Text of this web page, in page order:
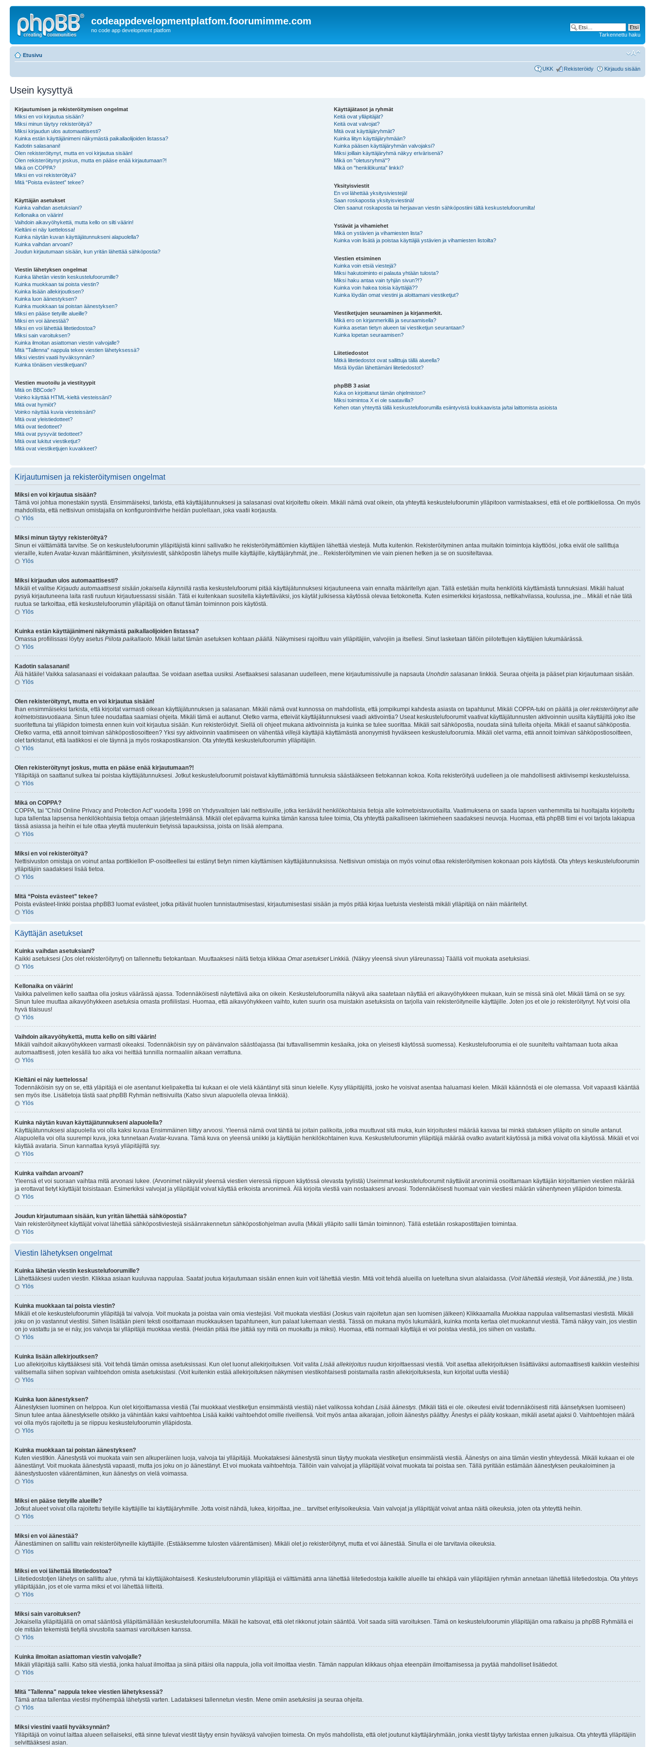
codeappdevelopmentplatfom.foorumimme.com
no code app development platfom
Tarkennettu haku
Etusivu
UKK Rekisteröidy Kirjaudu sisään
Usein kysyttyä
Kirjautumisen ja rekisteröitymisen ongelmat
Miksi en voi kirjautua sisään?
Miksi minun täytyy rekisteröityä?
Miksi kirjaudun ulos automaattisesti?
Kuinka estän käyttäjänimeni näkymästä paikallaolijoiden listassa?
Kadotin salasanani!
Olen rekisteröitynyt, mutta en voi kirjautua sisään!
Olen rekisteröitynyt joskus, mutta en pääse enää kirjautumaan?!
Mikä on COPPA?
Miksi en voi rekisteröityä?
Mitä “Poista evästeet” tekee?
Käyttäjän asetukset
Kuinka vaihdan asetuksiani?
Kellonaika on väärin!
Vaihdoin aikavyöhykettä, mutta kello on silti väärin!
Kieltäni ei näy luettelossa!
Kuinka näytän kuvan käyttäjätunnukseni alapuolella?
Kuinka vaihdan arvoani?
Joudun kirjautumaan sisään, kun yritän lähettää sähköpostia?
Viestin lähetyksen ongelmat
Kuinka lähetän viestin keskustelufoorumille?
Kuinka muokkaan tai poista viestin?
Kuinka lisään allekirjoutksen?
Kuinka luon äänestyksen?
Kuinka muokkaan tai poistan äänestyksen?
Miksi en pääse tietyille alueille?
Miksi en voi äänestää?
Miksi en voi lähettää liitetiedostoa?
Miksi sain varoituksen?
Kuinka ilmoitan asiattoman viestin valvojalle?
Mitä "Tallenna" nappula tekee viestien lähetyksessä?
Miksi viestini vaatii hyväksynnän?
Kuinka tönäisen viestiketjuani?
Viestien muotoilu ja viestityypit
Mitä on BBCode?
Voinko käyttää HTML-kieltä viesteissäni?
Mitä ovat hymiöt?
Voinko näyttää kuvia viesteissäni?
Mitä ovat yleistiedotteet?
Mitä ovat tiedotteet?
Mitä ovat pysyvät tiedotteet?
Mitä ovat lukitut viestiketjut?
Mitä ovat viestiketjujen kuvakkeet?
Käyttäjätasot ja ryhmät
Keitä ovat ylläpitäjät?
Keitä ovat valvojat?
Mitä ovat käyttäjäryhmät?
Kuinka liityn käyttäjäryhmään?
Kuinka pääsen käyttäjäryhmän valvojaksi?
Miksi joillain käyttäjäryhmä näkyy erivärisenä?
Mikä on "oletusryhmä"?
Mikä on "henkilökunta" linkki?
Yksityisviestit
En voi lähettää yksitysiviestejä!
Saan roskapostia yksityisviestinä!
Olen saanut roskapostia tai herjaavan viestin sähköpostiini tältä keskustelufoorumilta!
Ystävät ja vihamiehet
Mikä on ystävien ja vihamiesten lista?
Kuinka voin lisätä ja poistaa käyttäjiä ystävien ja vihamiesten listoilta?
Viestien etsiminen
Kuinka voin etsiä viestejä?
Miksi hakutoiminto ei palauta yhtään tulosta?
Miksi haku antaa vain tyhjän sivun?!?
Kuinka voin hakea toisia käyttäjiä??
Kuinka löydän omat viestini ja aloittamani viestiketjut?
Viestiketjujen seuraaminen ja kirjanmerkit.
Mikä ero on kirjanmerkillä ja seuraamisella?
Kuinka asetan tietyn alueen tai viestiketjun seurantaan?
Kuinka lopetan seuraamisen?
Liitetiedostot
Mitkä liitetiedostot ovat sallittuja tällä alueella?
Mistä löydän lähettämäni liitetiedostot?
phpBB 3 asiat
Kuka on kirjoittanut tämän ohjelmiston?
Miksi toimintoa X ei ole saatavilla?
Kehen otan yhteyttä tällä keskustelufoorumilla esiintyvistä loukkaavista ja/tai laittomista asioista
Kirjautumisen ja rekisteröitymisen ongelmat
Miksi en voi kirjautua sisään?
Tämä voi johtua monestakin syystä. Ensimmäiseksi, tarkista, että käyttäjätunnuksesi ja salasanasi ovat kirjoitettu oikein. Mikäli nämä ovat oikein, ota yhteyttä keskustelufoorumin ylläpitoon varmistaaksesi, että et ole porttikiellossa. On myös
mahdollista, että nettisivun omistajalla on konfigurointivirhe heidän puolellaan, joka vaatii korjausta.
Ylös
Miksi minun täytyy rekisteröityä?
Sinun ei välttämättä tarvitse. Se on keskustelufoorumin ylläpitäjistä kiinni sallivatko he rekisteröitymättömien käyttäjien lähettää viestejä. Mutta kuitenkin. Rekisteröityminen antaa muitakin toimintoja käyttöösi, jotka eivät ole sallittuja
vieraille, kuten Avatar-kuvan määrittäminen, yksityisviestit, sähköpostin lähetys muille käyttäjille, käyttäjäryhmät, jne... Rekisteröityminen vie vain pienen hetken ja se on suositeltavaa.
Ylös
Miksi kirjaudun ulos automaattisesti?
Mikäli et valitse Kirjaudu automaattisesti sisään jokaisella käynnillä rastia keskustelufoorumi pitää käyttäjätunnuksesi kirjautuneena vain ennalta määritellyn ajan. Tällä estetään muita henkilöitä käyttämästä tunnuksiasi. Mikäli haluat
pysyä kirjautuneena laita rasti ruutuun kirjautuessassi sisään. Tätä ei kuitenkaan suositella käytettäväksi, jos käytät julkisessa käytössä olevaa tietokonetta. Kuten esimerkiksi kirjastossa, nettikahvilassa, koulussa, jne... Mikäli et näe tätä
ruutua se tarkoittaa, että keskustelufoorumin ylläpitäjä on ottanut tämän toiminnon pois käytöstä.
Ylös
Kuinka estän käyttäjänimeni näkymästä paikallaolijoiden listassa?
Omassa profiilissasi löytyy asetus Piilota paikallaolo . Mikäli laitat tämän asetuksen kohtaan päällä . Näkymisesi rajoittuu vain ylläpitäjiin, valvojiin ja itsellesi. Sinut lasketaan tällöin piilotettujen käyttäjien lukumäärässä.
Ylös
Kadotin salasanani!
Älä hätäile! Vaikka salasanaasi ei voidakaan palauttaa. Se voidaan asettaa uusiksi. Asettaaksesi salasanan uudelleen, mene kirjautumissivulle ja napsauta Unohdin salasanan linkkiä. Seuraa ohjeita ja pääset pian kirjautumaan sisään.
Ylös
Olen rekisteröitynyt, mutta en voi kirjautua sisään!
Ihan ensimmäiseksi tarkista, että kirjoitat varmasti oikean käyttäjätunnuksen ja salasanan. Mikäli nämä ovat kunnossa on mahdollista, että jompikumpi kahdesta asiasta on tapahtunut. Mikäli COPPA-tuki on päällä ja olet rekisteröitynyt alle
kolmetoistavuotiaana . Sinun tulee noudattaa saamiasi ohjeita. Mikäli tämä ei auttanut. Oletko varma, etteivät käyttäjätunnuksesi vaadi aktivointia? Useat keskustelufoorumit vaativat käyttäjätunnusten aktivoinnin uusilta käyttäjiltä joko itse
suoritettuna tai ylläpidon toimesta ennen kuin voit kirjautua sisään. Kun rekisteröidyit. Siellä oli ohjeet mukana aktivoinnista ja kuinka se tulee suorittaa. Mikäli sait sähköpostia, noudata siinä tulleita ohjeita. Mikäli et saanut sähköpostia.
Oletko varma, että annoit toimivan sähköpostiosoitteen? Yksi syy aktivoinnin vaatimiseen on vähentää villejä käyttäjiä käyttämästä anonyymisti hyväkseen keskustelufoorumia. Mikäli olet varma, että annoit toimivan sähköpostiosoitteen,
olet tarkistanut, että laatikkosi ei ole täynnä ja myös roskapostikansion. Ota yhteyttä keskustelufoorumin ylläpitäjiin.
Ylös
Olen rekisteröitynyt joskus, mutta en pääse enää kirjautumaan?!
Ylläpitäjä on saattanut sulkea tai poistaa käyttäjätunnuksesi. Jotkut keskustelufoorumit poistavat käyttämättömiä tunnuksia säästääkseen tietokannan kokoa. Koita rekisteröityä uudelleen ja ole mahdollisesti aktiivisempi keskusteluissa.
Ylös
Mikä on COPPA?
COPPA, tai "Child Online Privacy and Protection Act" vuodelta 1998 on Yhdysvaltojen laki nettisivuille, jotka keräävät henkilökohtaisia tietoja alle kolmetoistavuotiailta. Vaatimuksena on saada lapsen vanhemmilta tai huoltajalta kirjoitettu
lupa tallentaa lapsensa henkilökohtaisia tietoja omaan järjestelmäänsä. Mikäli olet epävarma kuinka tämän kanssa tulee toimia, Ota yhteyttä paikalliseen lakimieheen saadaksesi neuvoja. Huomaa, että phpBB tiimi ei voi tarjota lakiapua
tässä asiassa ja heihin ei tule ottaa yteyttä muutenkuin tietyissä tapauksissa, joista on lisää alempana.
Ylös
Miksi en voi rekisteröityä?
Nettisivuston omistaja on voinut antaa porttikiellon IP-osoitteellesi tai estänyt tietyn nimen käyttämisen käyttäjätunnuksissa. Nettisivun omistaja on myös voinut ottaa rekisteröitymisen kokonaan pois käytöstä. Ota yhteys keskustelufoorumin
ylläpitäjiin saadaksesi lisää tietoa.
Ylös
Mitä “Poista evästeet” tekee?
Poista evästeet-linkki poistaa phpBB3 luomat evästeet, jotka pitävät huolen tunnistautmisestasi, kirjautumisestasi sisään ja myös pitää kirjaa luetuista viesteistä mikäli ylläpitäjä on näin määritellyt.
Ylös
Käyttäjän asetukset
Kuinka vaihdan asetuksiani?
Kaikki asetuksesi (Jos olet rekisteröitynyt) on tallennettu tietokantaan. Muuttaaksesi näitä tietoja klikkaa Omat asetuksetLinkkiä. (Näkyy yleensä sivun yläreunassa) Täällä voit muokata asetuksiasi.
Ylös
Kellonaika on väärin!
Vaikka palvelimen kello saattaa olla joskus väärässä ajassa. Todennäköisesti näytettävä aika on oikein. Keskustelufoorumilla näkyvä aika saatetaan näyttää eri aikavyöhykkeen mukaan, kuin se missä sinä olet. Mikäli tämä on se syy.
Sinun tulee muuttaa aikavyöhykkeen asetuksia omasta profiilistasi. Huomaa, että aikavyöhykkeen vaihto, kuten suurin osa muistakin asetuksista on tarjolla vain rekisteröityneille käyttäjille. Joten jos et ole jo rekisteröitynyt. Nyt voisi olla
hyvä tilaisuus!
Ylös
Vaihdoin aikavyöhykettä, mutta kello on silti väärin!
Mikäli vaihdoit aikavyöhykkeen varmasti oikeaksi. Todennäköisin syy on päivänvalon säästöajassa (tai tuttavallisemmin kesäaika, joka on yleisesti käytössä suomessa). Keskustelufoorumia ei ole suuniteltu vaihtamaan tuota aikaa
automaattisesti, joten kesällä tuo aika voi heittää tunnilla normaaliin aikaan verrattuna.
Ylös
Kieltäni ei näy luettelossa!
Todennäköisin syy on se, että yläpitäjä ei ole asentanut kielipakettia tai kukaan ei ole vielä kääntänyt sitä sinun kielelle. Kysy ylläpitäjiltä, josko he voisivat asentaa haluamasi kielen. Mikäli käännöstä ei ole olemassa. Voit vapaasti kääntää
sen myös itse. Lisätietoja tästä saat phpBB Ryhmän nettisivuilta (Katso sivun alapuolella olevaa linkkiä).
Ylös
Kuinka näytän kuvan käyttäjätunnukseni alapuolella?
Käyttäjätunnuksesi alapuolella voi olla kaksi kuvaa Ensimmäinen liittyy arvoosi. Yleensä nämä ovat tähtiä tai joitain palikoita, jotka muuttuvat sitä muka, kuin kirjoitustesi määrää kasvaa tai minkä statuksen ylläpito on sinulle antanut.
Alapuolella voi olla suurempi kuva, joka tunnetaan Avatar-kuvana. Tämä kuva on yleensä uniikki ja käyttäjän henkilökohtainen kuva. Keskustelufoorumin ylläpitäjä määrää ovatko avatarit käytössä ja mitkä voivat olla käytössä. Mikäli et voi
käyttää avataria. Sinun kannattaa kysyä ylläpitäjiltä syy.
Ylös
Kuinka vaihdan arvoani?
Yleensä et voi suoraan vaihtaa mitä arvonasi lukee. (Arvonimet näkyvät yleensä viestien vieressä riippuen käytössä olevasta tyylistä) Useimmat keskustelufoorumit näyttävät arvonimiä osoittamaan käyttäjän kirjoittamien viestien määrää
ja erottavat tietyt käyttäjät toisistaaan. Esimerkiksi valvojat ja ylläpitäjät voivat käyttää erikoista arvonimeä. Älä kirjoita viestiä vain nostaaksesi arvoasi. Todennäköisesti huomaat vain viestiesi määrän vähentyneen ylläpidon toimesta.
Ylös
Joudun kirjautumaan sisään, kun yritän lähettää sähköpostia?
Vain rekisteröityneet käyttäjät voivat lähettää sähköpostiviestejä sisäänrakennetun sähköpostiohjelman avulla (Mikäli ylläpito sallii tämän toiminnon). Tällä estetään roskapostittajien toimintaa.
Ylös
Viestin lähetyksen ongelmat
Kuinka lähetän viestin keskustelufoorumille?
Lähettääksesi uuden viestin. Klikkaa asiaan kuuluvaa nappulaa. Saatat joutua kirjautumaan sisään ennen kuin voit lähettää viestin. Mitä voit tehdä alueilla on lueteltuna sivun alalaidassa. (Voit lähettää viestejä, Voit äänestää, jne. ) lista.
Ylös
Kuinka muokkaan tai poista viestin?
Mikäli et ole keskustelufoorumin ylläpitäjä tai valvoja. Voit muokata ja poistaa vain omia viestejäsi. Voit muokata viestiäsi (Joskus vain rajoitetun ajan sen luomisen jälkeen) Klikkaamalla Muokkaa nappulaa valitsemastasi viestistä. Mikäli
joku on jo vastannut viestiisi. Siihen lisätään pieni teksti osoittamaan muokkauksen tapahtuneen, kun palaat lukemaan viestiä. Tässä on mukana myös lukumäärä, kuinka monta kertaa olet muokannut viestiä. Tämä näkyy vain, jos viestiin
on jo vastattu ja se ei näy, jos valvoja tai ylläpitäjä muokkaa viestiä. (Heidän pitää itse jättää syy mitä on muokattu ja miksi). Huomaa, että normaali käyttäjä ei voi poistaa viestiä, jos siihen on vastattu.
Ylös
Kuinka lisään allekirjoutksen?
Luo allekirjoitus käyttääksesi sitä. Voit tehdä tämän omissa asetuksissasi. Kun olet luonut allekirjoituksen. Voit valita Lisää allekirjoitus ruudun kirjoittaessasi viestiä. Voit asettaa allekirjoituksen lisättäväksi automaattisesti kaikkiin viesteihisi
valitsemalla siihen sopivan vaihtoehdon omista asetuksistasi. (Voit kuitenkin estää allekirjoituksen näkymisen viestikohtaisesti poistamalla rastin allekirjoituksesta, kun kirjoitat uutta viestiä)
Ylös
Kuinka luon äänestyksen?
Äänestyksen luominen on helppoa. Kun olet kirjoittamassa viestiä (Tai muokkaat viestiketjun ensimmäistä viestiä) näet valikossa kohdan Lisää äänestys . (Mikäli tätä ei ole. oikeutesi eivät todennäköisesti riitä äänsetyksen luomiseen)
Sinun tulee antaa äänestykselle otsikko ja vähintään kaksi vaihtoehtoa Lisää kaikki vaihtoehdot omille riveillensä. Voit myös antaa aikarajan, jolloin äänestys päättyy. Änestys ei pääty koskaan, mikäli asetat ajaksi 0. Vaihtoehtojen määrä
voi olla myös rajoitettu ja se riippuu keskustelufoorumin ylläpidosta.
Ylös
Kuinka muokkaan tai poistan äänestyksen?
Kuten viestitkin. Äänestystä voi muokata vain sen alkuperäinen luoja, valvoja tai ylläpitäjä. Muokataksesi äänestystä sinun täytyy muokata viestiketjun ensimmäistä viestiä. Äänestys on aina tämän viestin yhteydessä. Mikäli kukaan ei ole
äänestänyt. Voit muokata äänestystä vapaasti, mutta jos joku on jo äänestänyt. Et voi muokata vaihtoehtoja. Tällöin vain valvojat ja ylläpitäjät voivat muokata tai poistaa sen. Tällä pyritään estämään äänestyksen peukaloiminen ja
äänestystuosten väärentäminen, kun äänestys on vielä voimassa.
Ylös
Miksi en pääse tietyille alueille?
Jotkut alueet voivat olla rajoitettu tietyille käyttäjille tai käyttäjäryhmille. Jotta voisit nähdä, lukea, kirjoittaa, jne... tarvitset erityisoikeuksia. Vain valvojat ja ylläpitäjät voivat antaa näitä oikeuksia, joten ota yhteyttä heihin.
Ylös
Miksi en voi äänestää?
Äänestäminen on sallittu vain rekisteröityneille käyttäjille. (Estääksemme tulosten väärentämisen). Mikäli olet jo rekisteröitynyt, mutta et voi äänestää. Sinulla ei ole tarvitavia oikeuksia.
Ylös
Miksi en voi lähettää liitetiedostoa?
Liitetiedostotjen lähetys on sallittu alue, ryhmä tai käyttäjäkohtaisesti. Keskustelufoorumin ylläpitäjä ei välttämättä anna lähettää liitetiedostoja kaikille alueille tai ehkäpä vain ylläpitäjien ryhmän annetaan lähettää liitetiedostoja. Ota yhteys
ylläpitäjään, jos et ole varma miksi et voi lähettää liitteitä.
Ylös
Miksi sain varoituksen?
Jokaisella ylläpitäjällä on omat sääntösä ylläpitämällään keskustelufoorumilla. Mikäli he katsovat, että olet rikkonut jotain sääntöä. Voit saada siitä varoituksen. Tämä on keskustelufoorumin ylläpitäjän oma ratkaisu ja phpBB Ryhmällä ei
ole mitään tekemistä tietyllä sivustolla saamasi varoituksen kanssa.
Ylös
Kuinka ilmoitan asiattoman viestin valvojalle?
Mikäli ylläpitäjä sallii. Katso sitä viestiä, jonka haluat ilmoittaa ja siinä pitäisi olla nappula, jolla voit ilmoittaa viestin. Tämän nappulan klikkaus ohjaa eteenpäin ilmoittamisessa ja pyytää mahdolliset lisätiedot.
Ylös
Mitä "Tallenna" nappula tekee viestien lähetyksessä?
Tämä antaa tallentaa viestisi myöhempää lähetystä varten. Ladataksesi tallennetun viestin. Mene omiin asetuksiisi ja seuraa ohjeita.
Ylös
Miksi viestini vaatii hyväksynnän?
Ylläpitäjä on voinut laittaa alueen sellaiseksi, että sinne tulevat viestit täytyy ensin hyväksyä valvojien toimesta. On myös mahdollista, että olet joutunut käyttäjäryhmään, jonka viestit täytyy tarkistaa ennen julkaisua. Ota yhteyttä ylläpitäjiin
selvittääksesi asian.